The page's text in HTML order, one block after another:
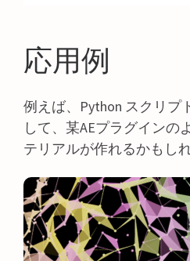
応用例
例えば、Python スクリプ
して、某AEプラグインの
テリアルが作れるかもし